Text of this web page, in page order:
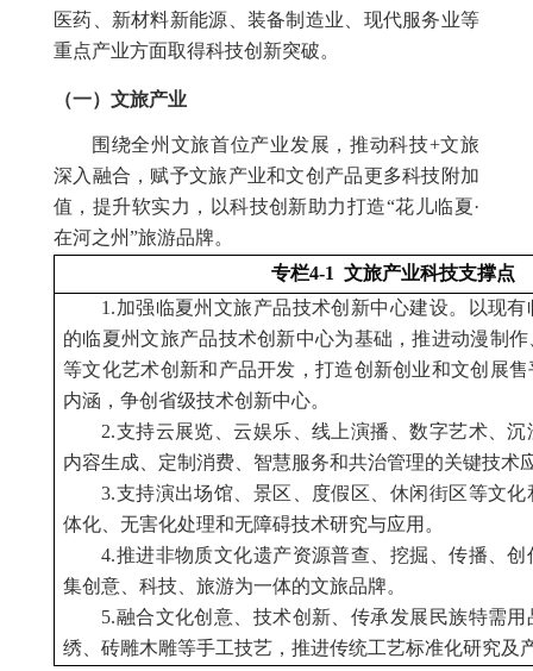
医药、新材料新能源、装备制造业、现代服务业等
重点产业方面取得科技创新突破。
（一） 文旅产业
围绕全州文旅首位产业发展，推动科技+文旅
深入融合，赋予文旅产业和文创产品更多科技附加
值，提升软实力，以科技创新助力打造“花儿临夏·
在河之州”旅游品牌。
专栏4-1 文旅产业科技支撑点
1.加强临夏州文旅产品技术创新中心建设。以现
的临夏州文旅产品技术创新中心为基础，推进动漫制
等文化艺术创新和产品开发，打造创新创业和文创展
内涵，争创省级技术创新中心。
2.支持云展览、云娱乐、线上演播、数字艺术、
内容生成、定制消费、智慧服务和共治管理的关键技术
3.支持演出场馆、景区、度假区、休闲街区等文
体化、无害化处理和无障碍技术研究与应用。
4.推进非物质文化遗产资源普查、挖掘、传播、
集创意、科技、旅游为一体的文旅品牌。
5.融合文化创意、技术创新、传承发展民族特需
绣、砖雕木雕等手工技艺，推进传统工艺标准化研究及